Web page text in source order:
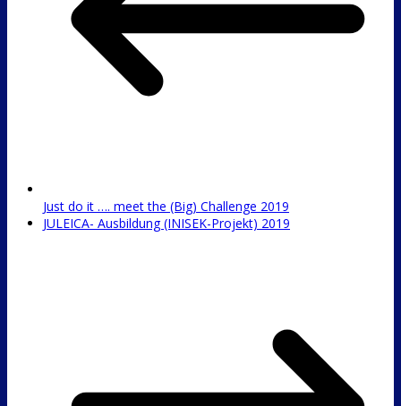
Just do it …. meet the (Big) Challenge 2019
JULEICA- Ausbildung (INISEK-Projekt) 2019